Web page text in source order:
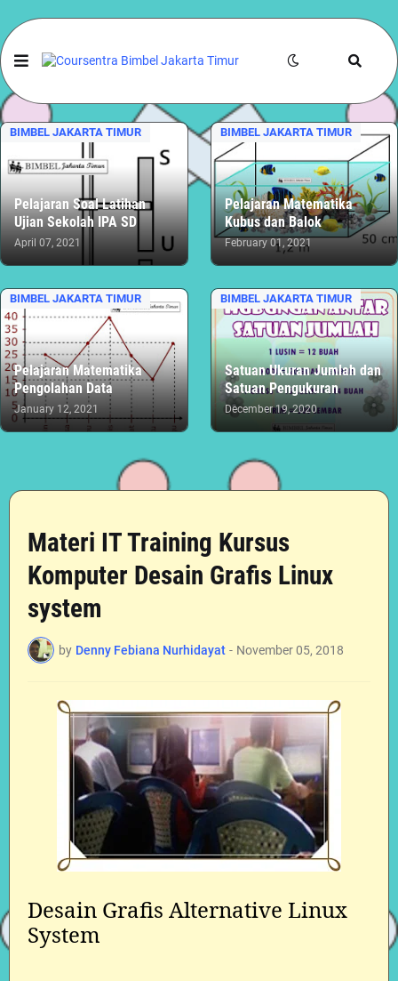
BIMBEL JAKARTA TIMUR
Pelajaran Soal Latihan
Ujian Sekolah IPA SD
April 07, 2021
BIMBEL JAKARTA TIMUR
Pelajaran Matematika
Kubus dan Balok
February 01, 2021
BIMBEL JAKARTA TIMUR
Pelajaran Matematika
Pengolahan Data
January 12, 2021
BIMBEL JAKARTA TIMUR
Satuan Ukuran Jumlah dan
Satuan Pengukuran
December 19, 2020
Materi IT Training Kursus
Komputer Desain Grafis Linux
system
by Denny Febiana Nurhidayat - November 05, 2018
Desain Grafis Alternative Linux
System